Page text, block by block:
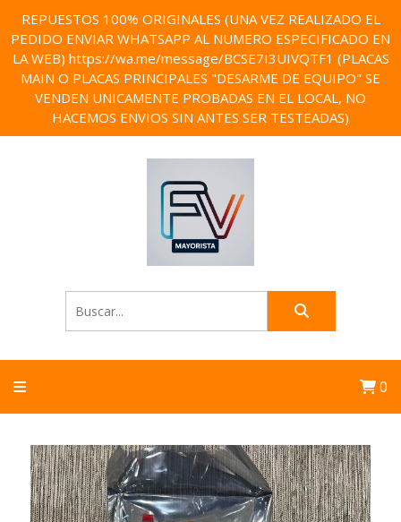
REPUESTOS 100% ORIGINALES (UNA VEZ REALIZADO EL
PEDIDO ENVIAR WHATSAPP AL NUMERO ESPECIFICADO EN
LA WEB) https://wa.me/message/BCSE7I3UIVQTF1 (PLACAS
MAIN O PLACAS PRINCIPALES "DESARME DE EQUIPO" SE
VENDEN UNICAMENTE PROBADAS EN EL LOCAL, NO
HACEMOS ENVIOS SIN ANTES SER TESTEADAS)
0